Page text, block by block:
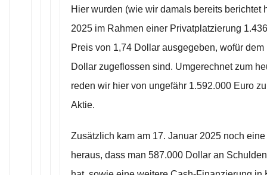
Hier wurden (wie wir damals bereits berichtet
2025 im Rahmen einer Privatplatzierung
Preis von 1,74 Dollar ausgegeben, wofür
Dollar zugeflossen sind. Umgerechnet zum
reden wir hier von ungefähr 1.592.000 Euro
Aktie.
Zusätzlich kam am 17. Januar 2025 noch
heraus, dass man 587.000 Dollar an